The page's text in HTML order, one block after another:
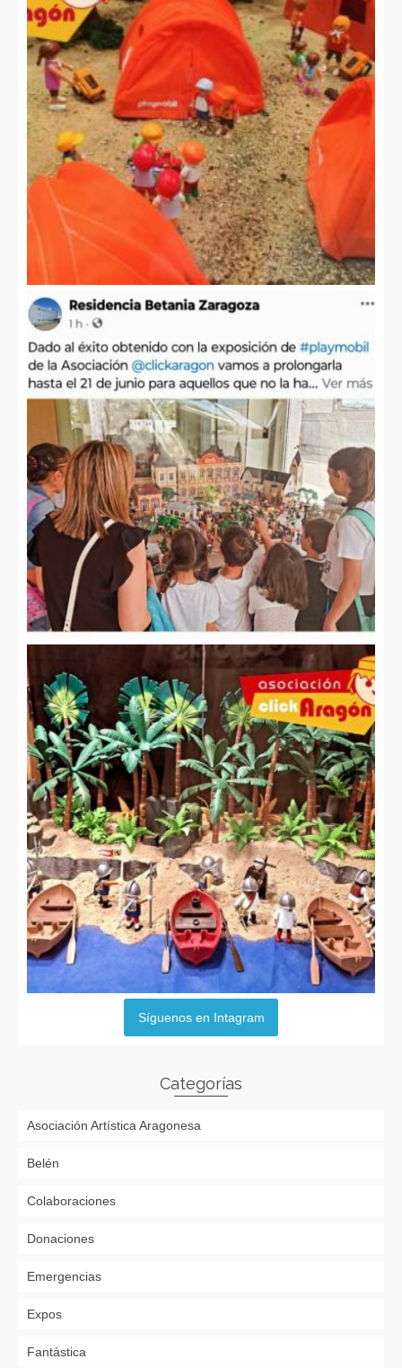
Síguenos en Intagram
Categorías
Asociación Artística Aragonesa
Belén
Colaboraciones
Donaciones
Emergencias
Expos
Fantástica